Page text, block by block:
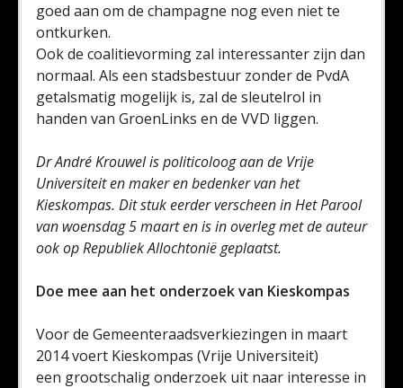
goed aan om de champagne nog even niet te
ontkurken.
Ook de coalitievorming zal interessanter zijn dan
normaal. Als een stadsbestuur zonder de PvdA
getalsmatig mogelijk is, zal de sleutelrol in
handen van GroenLinks en de VVD liggen.
Dr André Krouwel is politicoloog aan de Vrije
Universiteit en maker en bedenker van het
Kieskompas. Dit stuk eerder verscheen in Het Parool
van woensdag 5 maart en is in overleg met de auteur
ook op Republiek Allochtonië geplaatst.
Doe mee aan het onderzoek van Kieskompas
Voor de Gemeenteraadsverkiezingen in maart
2014 voert Kieskompas (Vrije Universiteit)
een grootschalig onderzoek uit naar interesse in